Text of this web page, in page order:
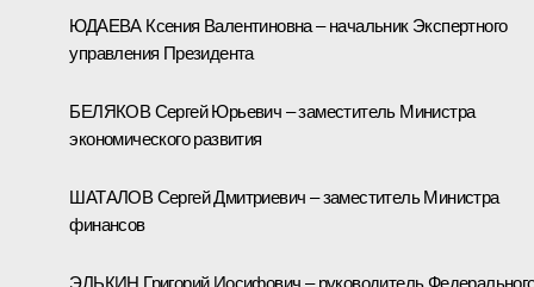
ЮДАЕВА Ксения Валентиновна – начальник Экспертного
управления Президента
БЕЛЯКОВ Сергей Юрьевич – заместитель Министра
экономического развития
ШАТАЛОВ Сергей Дмитриевич – заместитель Министра
финансов